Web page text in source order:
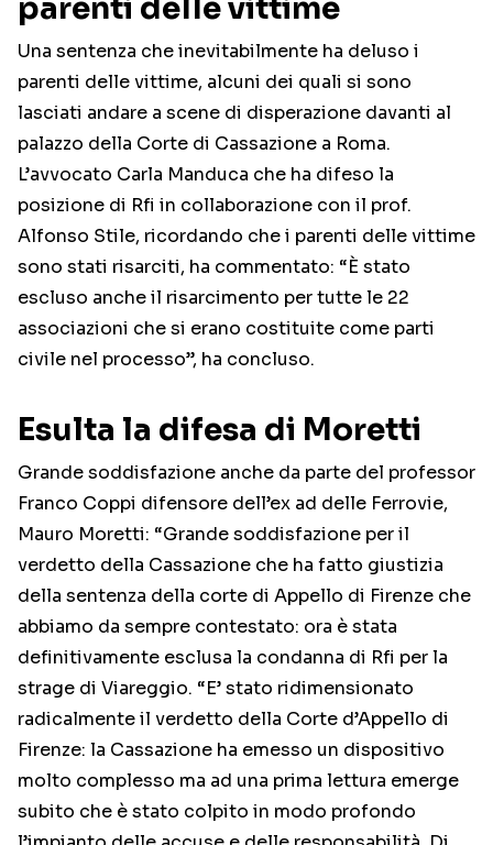
parenti delle vittime
Una sentenza che inevitabilmente ha deluso i
parenti delle vittime, alcuni dei quali si sono
lasciati andare a scene di disperazione davanti al
palazzo della Corte di Cassazione a Roma.
L’avvocato Carla Manduca che ha difeso la
posizione di Rfi in collaborazione con il prof.
Alfonso Stile, ricordando che i parenti delle vittime
sono stati risarciti, ha commentato: “È stato
escluso anche il risarcimento per tutte le 22
associazioni che si erano costituite come parti
civile nel processo”, ha concluso.
Esulta la difesa di Moretti
Grande soddisfazione anche da parte del professor
Franco Coppi difensore dell’ex ad delle Ferrovie,
Mauro Moretti: “Grande soddisfazione per il
verdetto della Cassazione che ha fatto giustizia
della sentenza della corte di Appello di Firenze che
abbiamo da sempre contestato: ora è stata
definitivamente esclusa la condanna di Rfi per la
strage di Viareggio. “E’ stato ridimensionato
radicalmente il verdetto della Corte d’Appello di
Firenze: la Cassazione ha emesso un dispositivo
molto complesso ma ad una prima lettura emerge
subito che è stato colpito in modo profondo